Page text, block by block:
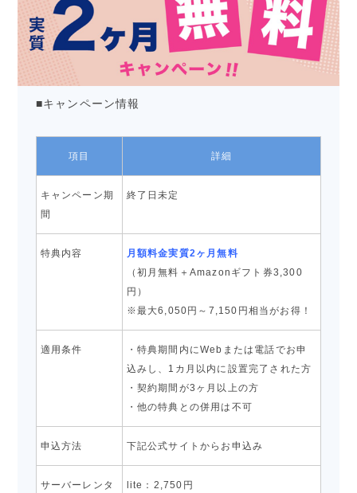
■キャンペーン情報
項目 詳細
キャンペーン期
間
終了日未定
特典内容
月額料金実質2ヶ月無料
（初月無料＋Amazonギフト券3,300
円）
※最大6,050円～7,150円相当がお得！
適用条件
・特典期間内にWebまたは電話でお申
込みし、1カ月以内に設置完了された方
・契約期間が3ヶ月以上の方
・他の特典との併用は不可
申込方法 下記公式サイトからお申込み
サーバーレンタ
lite：2,750円